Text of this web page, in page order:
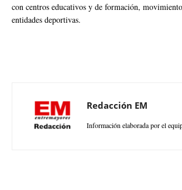
con centros educativos y de formación,
entidades deportivas.
Redacción EM
Información elaborada por el